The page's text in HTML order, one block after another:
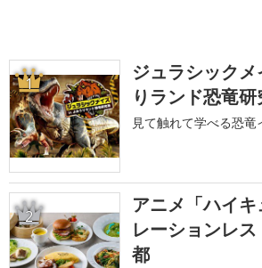
1
ジュラシック
りランド恐竜
見て触れて学べる恐竜
2
アニメ「ハイ
レーションレ
都